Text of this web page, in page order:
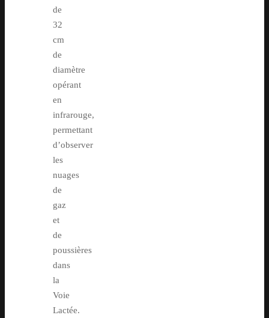
de
32
cm
de
diamètre
opérant
en
infrarouge,
permettant
d’observer
les
nuages
de
gaz
et
de
poussières
dans
la
Voie
Lactée.